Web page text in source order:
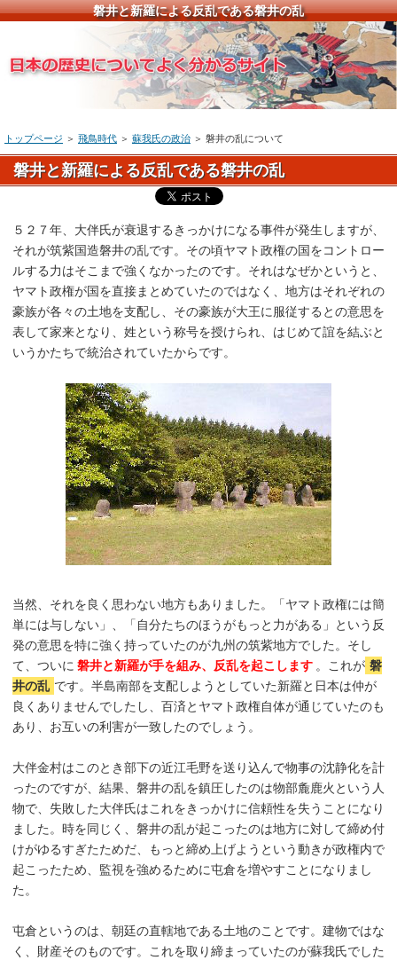
磐井と新羅による反乱である磐井の乱
トップページ ＞ 飛鳥時代 ＞ 蘇我氏の政治 ＞ 磐井の乱について
磐井と新羅による反乱である磐井の乱
５２７年、大伴氏が衰退するきっかけになる事件が発生しますが、
それが筑紫国造磐井の乱です。その頃ヤマト政権の国をコントロー
ルする力はそこまで強くなかったのです。それはなぜかというと、
ヤマト政権が国を直接まとめていたのではなく、地方はそれぞれの
豪族が各々の土地を支配し、その豪族が大王に服従するとの意思を
表して家来となり、姓という称号を授けられ、はじめて誼を結ぶと
いうかたちで統治されていたからです。
当然、それを良く思わない地方もありました。「ヤマト政権には簡
単には与しない」、「自分たちのほうがもっと力がある」という反
発の意思を特に強く持っていたのが九州の筑紫地方でした。そし
て、ついに 磐井と新羅が手を組み、反乱を起こします 。これが 磐
井の乱 です。半島南部を支配しようとしていた新羅と日本は仲が
良くありませんでしたし、百済とヤマト政権自体が通じていたのも
あり、お互いの利害が一致したのでしょう。
大伴金村はこのとき部下の近江毛野を送り込んで物事の沈静化を計
ったのですが、結果、磐井の乱を鎮圧したのは物部麁鹿火という人
物で、失敗した大伴氏はこれをきっかけに信頼性を失うことになり
ました。時を同じく、磐井の乱が起こったのは地方に対して締め付
けがゆるすぎたためだ、もっと締め上げようという動きが政権内で
起こったため、監視を強めるために屯倉を増やすことになりまし
た。
屯倉というのは、朝廷の直轄地である土地のことです。建物ではな
く、財産そのものです。これを取り締まっていたのが蘇我氏でした